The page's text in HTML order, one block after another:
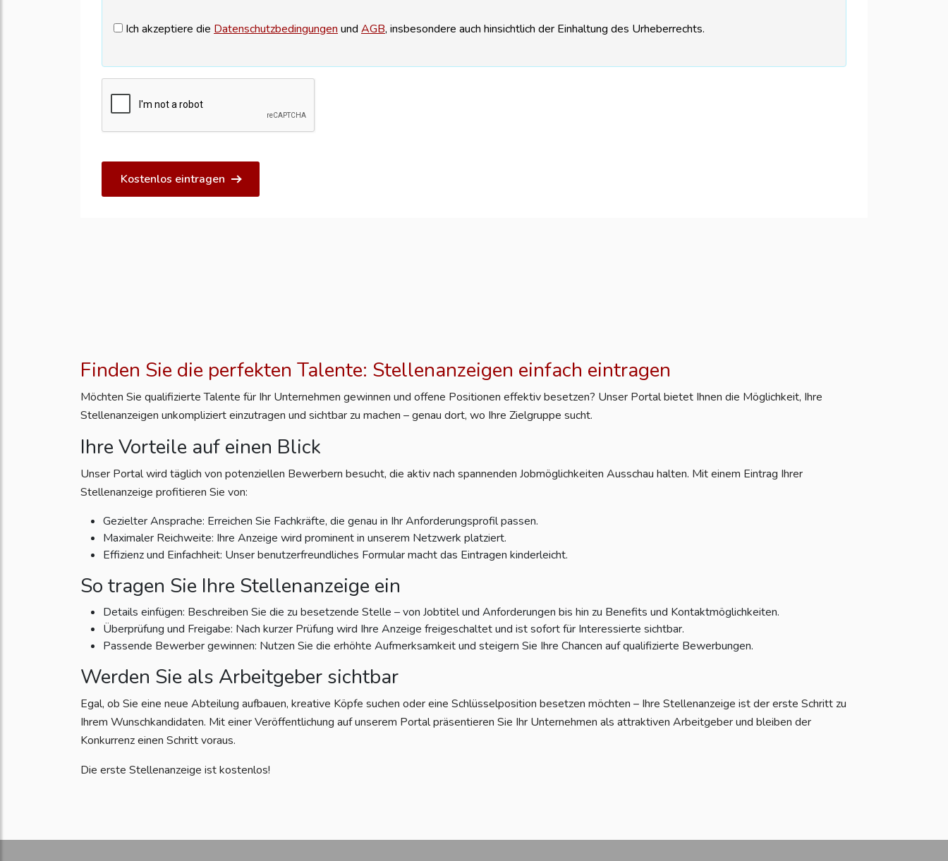
Ich akzeptiere die Datenschutzbedingungen und AGB, insbesondere auch hinsichtlich der Einhaltung des Urheberrechts.
Kostenlos eintragen
Finden Sie die perfekten Talente: Stellenanzeigen einfach eintragen
Möchten Sie qualifizierte Talente für Ihr Unternehmen gewinnen und offene Positionen effektiv besetzen? Unser Portal bietet Ihnen die Möglichkeit, Ihre
Stellenanzeigen unkompliziert einzutragen und sichtbar zu machen – genau dort, wo Ihre Zielgruppe sucht.
Ihre Vorteile auf einen Blick
Unser Portal wird täglich von potenziellen Bewerbern besucht, die aktiv nach spannenden Jobmöglichkeiten Ausschau halten. Mit einem Eintrag Ihrer
Stellenanzeige profitieren Sie von:
Gezielter Ansprache: Erreichen Sie Fachkräfte, die genau in Ihr Anforderungsprofil passen.
Maximaler Reichweite: Ihre Anzeige wird prominent in unserem Netzwerk platziert.
Effizienz und Einfachheit: Unser benutzerfreundliches Formular macht das Eintragen kinderleicht.
So tragen Sie Ihre Stellenanzeige ein
Details einfügen: Beschreiben Sie die zu besetzende Stelle – von Jobtitel und Anforderungen bis hin zu Benefits und Kontaktmöglichkeiten.
Überprüfung und Freigabe: Nach kurzer Prüfung wird Ihre Anzeige freigeschaltet und ist sofort für Interessierte sichtbar.
Passende Bewerber gewinnen: Nutzen Sie die erhöhte Aufmerksamkeit und steigern Sie Ihre Chancen auf qualifizierte Bewerbungen.
Werden Sie als Arbeitgeber sichtbar
Egal, ob Sie eine neue Abteilung aufbauen, kreative Köpfe suchen oder eine Schlüsselposition besetzen möchten – Ihre Stellenanzeige ist der erste Schritt zu
Ihrem Wunschkandidaten. Mit einer Veröffentlichung auf unserem Portal präsentieren Sie Ihr Unternehmen als attraktiven Arbeitgeber und bleiben der
Konkurrenz einen Schritt voraus.
Die erste Stellenanzeige ist kostenlos!